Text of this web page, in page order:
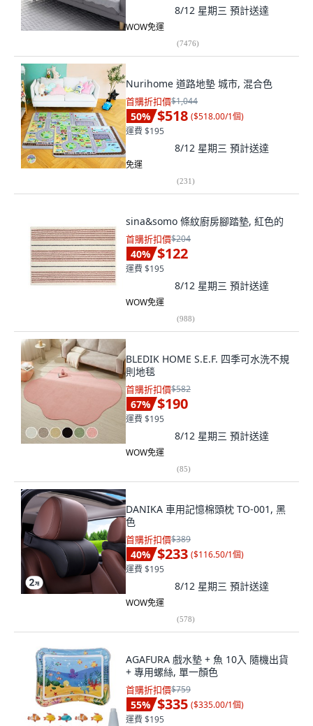
8/12 星期三 預計送達
WOW免運
(7476)
Nurihome 道路地墊 城市, 混合色
首購折扣價$1,044
50% $518 ($518.00/1個)
運費 $195
8/12 星期三 預計送達
免運
(231)
sina&somo 條紋廚房腳踏墊, 紅色的
首購折扣價$204
40% $122
運費 $195
8/12 星期三 預計送達
WOW免運
(988)
BLEDIK HOME S.E.F. 四季可水洗不規
則地毯
首購折扣價$582
67% $190
運費 $195
8/12 星期三 預計送達
WOW免運
(85)
DANIKA 車用記憶棉頭枕 TO-001, 黑
色
首購折扣價$389
40% $233 ($116.50/1個)
運費 $195
8/12 星期三 預計送達
WOW免運
(578)
AGAFURA 戲水墊 + 魚 10入 隨機出貨
+ 專用螺絲, 單一顏色
首購折扣價$759
55% $335 ($335.00/1個)
運費 $195